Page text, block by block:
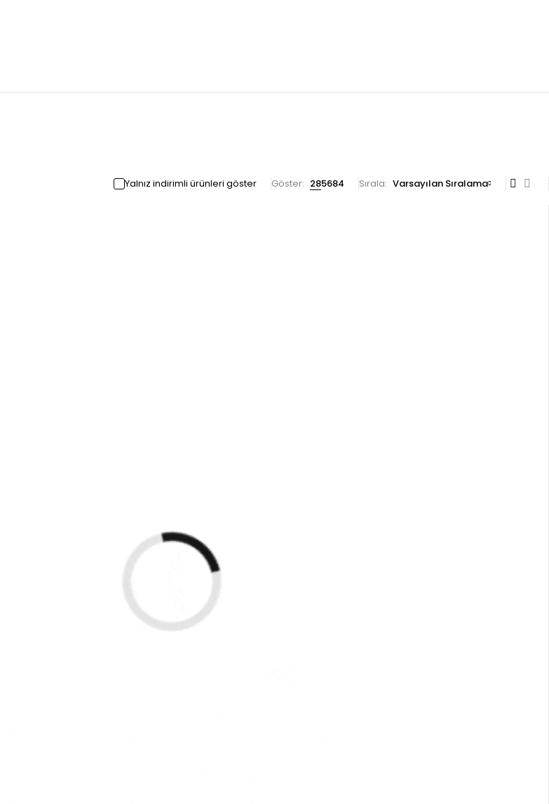
Yalnız indirimli ürünleri göster Göster: 285684 Sırala Varsayılan Sıralama